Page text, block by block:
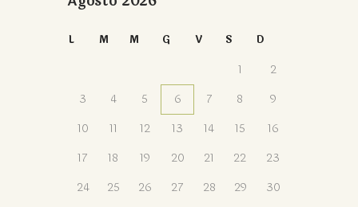
L M M G V S D
1
2
3
4 5 6 7 8
9
10
11 12 13 14 15
16
17
18 19 20 21 22
23
24
25 26 27 28 29
30